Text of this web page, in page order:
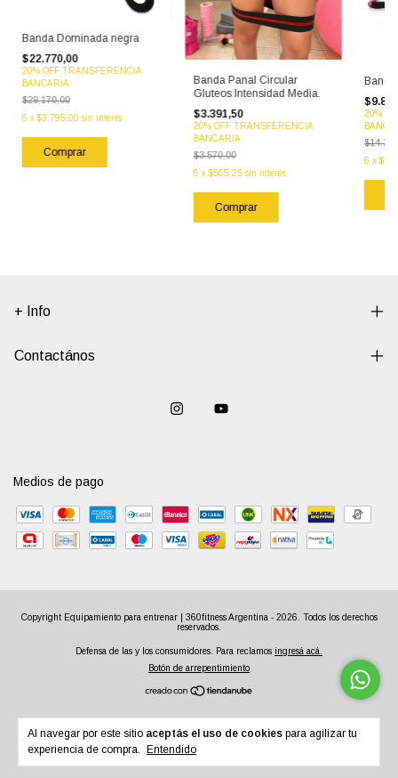
Al navegar por este sitio aceptás el uso de cookies para agilizar tu
experiencia de compra.
Entendido
Banda Dominada negra
$22.770,00
20% OFF TRANSFERENCIA
BANCARIA
$29.170,00
6 x$3.795,00 sin interés
Banda Panal Circular
Gluteos Intensidad Media.
$3.391,50
20% OFF TRANSFERENCIA
BANCARIA
$3.570,00
6 x$565,25 sin interés
20%
6 x
+ Info
Contactános
Medios de pago
Copyright Equipamiento para entrenar | 360fitness Argentina - 2026. Todos los derechos
reservados.
Defensa de las y los consumidores. Para reclamos ingresá acá.
Botón de arrepentimiento